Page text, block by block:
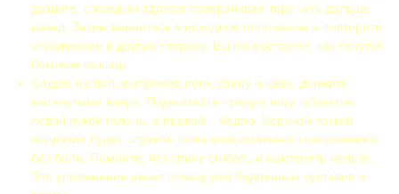
дышите, с каждым вдохом поворачивая торс чуть дальше
назад. Затем вернитесь в исходное положение и повторите
упражнение в другую сторону. Вы почувствуете, как тянутся
боковые мышцы.
Сядьте на пол, выпрямив ноги, спину и шею, держите
вытянутыми вверх. Поднимайте правую ногу, обхватив
левой рукой голень, а правой – бедро. Верхней точкой
поднятия будет служить точка максимального напряжения
без боли. Помните, что спину сгибать и наклонять нельзя.
Это упражнение несет пользу для бедренных суставов и